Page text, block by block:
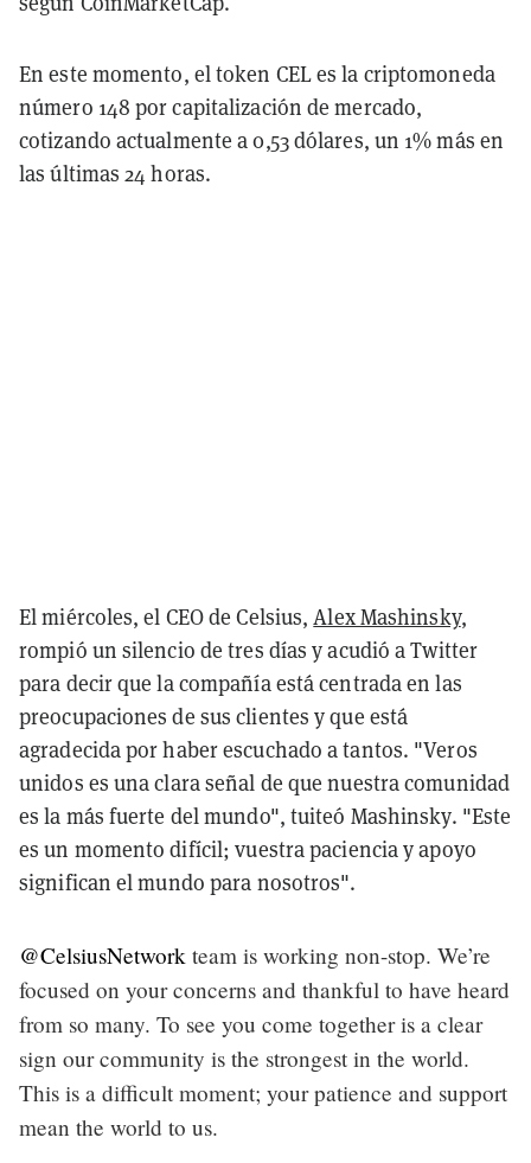
En este momento, el token CEL es la criptomoneda
número 148 por capitalización de mercado,
cotizando actualmente a 0,53 dólares, un 1% más en
las últimas 24 horas.
El miércoles, el CEO de Celsius,Alex Mashinsky,
rompió un silencio de tres días y acudió a Twitter
para decir que la compañía está centrada en las
preocupaciones de sus clientes y que está
agradecida por haber escuchado a tantos. "Veros
unidos es una clara señal de que nuestra comunidad
es la más fuerte del mundo", tuiteó Mashinsky. "Este
es un momento difícil; vuestra paciencia y apoyo
significan el mundo para nosotros".
@CelsiusNetwork team is working non-stop. We’re
focused on your concerns and thankful to have heard
from so many. To see you come together is a clear
sign our community is the strongest in the world.
This is a difficult moment; your patience and support
mean the world to us.